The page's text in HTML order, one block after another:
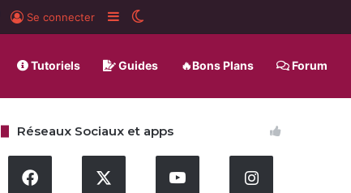
BlueSky
Se connecter Sidebar (barre latérale)
Tutoriels Guides 🔥Bons Plans Forum
Réseaux Sociaux et apps